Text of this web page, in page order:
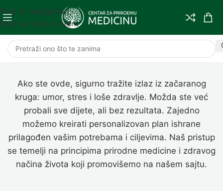
Skip to navigation
Skip to main content
Ako ste ovde, sigurno tražite izlaz iz začaranog
kruga: umor, stres i loše zdravlje. Možda ste već
probali sve dijete, ali bez rezultata. Zajedno
možemo kreirati personalizovan plan ishrane
prilagođen vašim potrebama i ciljevima. Naš pristup
se temelji na principima prirodne medicine i zdravog
načina života koji promovišemo na našem sajtu.